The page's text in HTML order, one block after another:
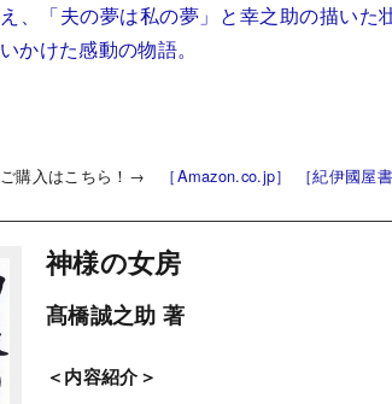
え、「夫の夢は私の夢」と幸之助の描いた
いかけた感動の物語。
ご購入はこちら！→ ［Amazon.co.jp］ ［紀伊國屋
神様の女房
髙橋誠之助 著
＜内容紹介＞